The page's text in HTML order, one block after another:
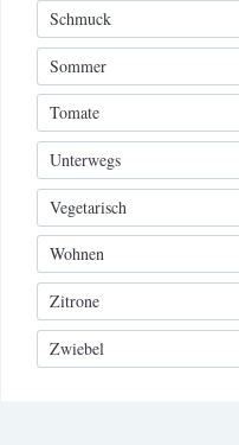
Schmuck
Sommer
Tomate
Unterwegs
Vegetarisch
Wohnen
Zitrone
Zwiebel